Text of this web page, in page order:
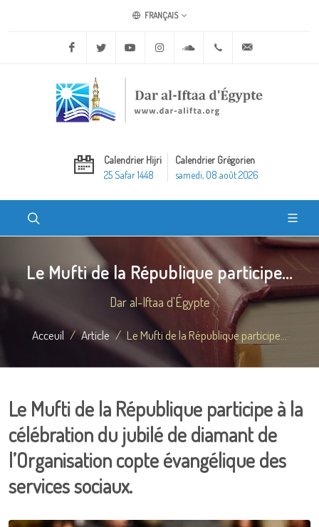
FRANÇAIS
Facebook Twitter Youtube Instagram Soundcloud+20 2 25970400
Calendrier Hijri
25 Safar 1448
Calendrier Grégorien
samedi, 08 août 2026
Le Mufti de la République participe...
Dar al-Iftaa d'Égypte
Acceuil Article Le Mufti de la République participe...
Le Mufti de la République participe à la
célébration du jubilé de diamant de
l’Organisation copte évangélique des
services sociaux.